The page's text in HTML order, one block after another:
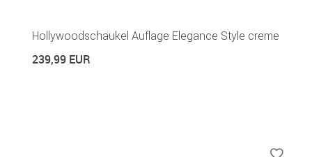
Hollywoodschaukel Auflage Elegance Style creme
239,99 EUR